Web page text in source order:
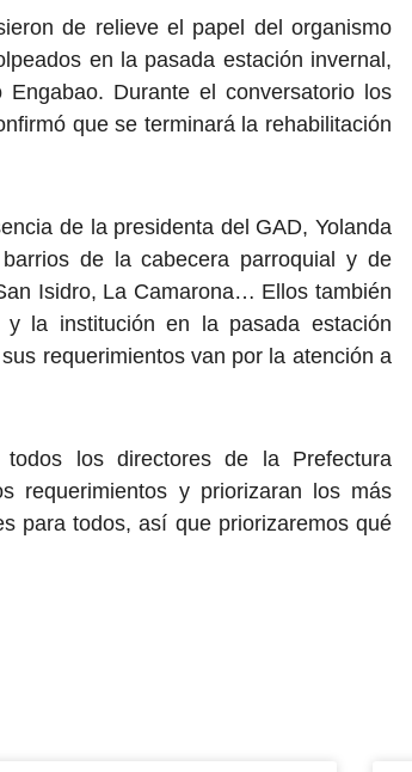
de relieve el papel del organismo
en la pasada estación invernal,
Durante el conversatorio los
que se terminará la rehabilitación
de la presidenta del GAD, Yolanda
de la cabecera parroquial y de
Isidro, La Camarona… Ellos también
y la institución en la pasada estación
requerimientos van por la atención a
los directores de la Prefectura
requerimientos y priorizaran los más
para todos, así que priorizaremos qué